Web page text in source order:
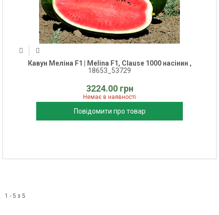
Кавун Меліна F1 | Melina F1, Clause 1000 насінин ,
18653_53729
3224.00 грн
Немає в наявності
Повідомити про товар
1 - 5 з 5